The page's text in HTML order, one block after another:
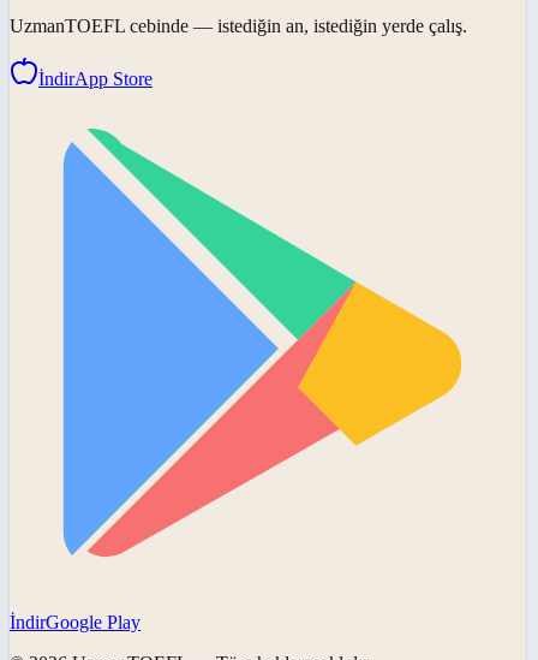
UzmanTOEFL cebinde — istediğin an, istediğin yerde çalış.
İndirApp Store
İndirGoogle Play